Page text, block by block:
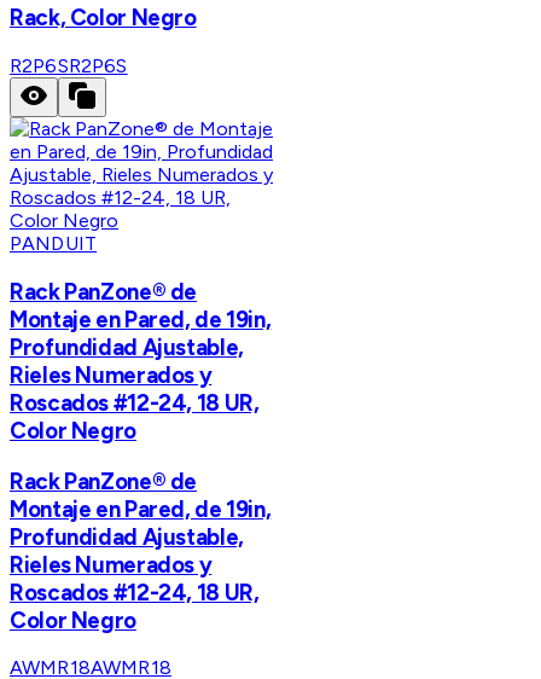
Rack, Color Negro
R2P6SR2P6S
PANDUIT
Rack PanZone® de
Montaje en Pared, de 19in,
Profundidad Ajustable,
Rieles Numerados y
Roscados #12-24, 18 UR,
Color Negro
Rack PanZone® de
Montaje en Pared, de 19in,
Profundidad Ajustable,
Rieles Numerados y
Roscados #12-24, 18 UR,
Color Negro
AWMR18AWMR18